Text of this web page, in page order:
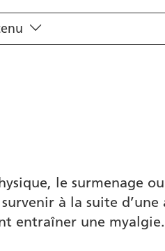
le surmenage
à la suite
entraîner une myalgie.